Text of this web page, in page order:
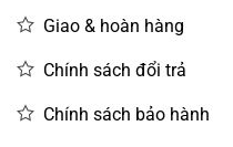
Giao & hoàn hàng
Chính sách đổi trả
Chính sách bảo hành